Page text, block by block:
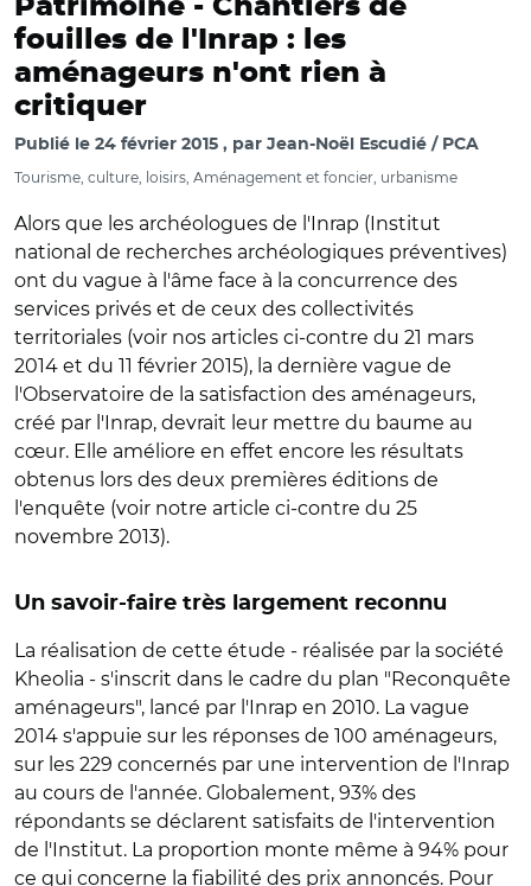
Patrimoine - Chantiers de
fouilles de l'Inrap : les
aménageurs n'ont rien à
critiquer
Publié le 24 février 2015 par Jean-Noël Escudié / PCA
Tourisme, culture, loisirs, Aménagement et foncier, urbanisme
Alors que les archéologues de l'Inrap (Institut
national de recherches archéologiques préventives)
ont du vague à l'âme face à la concurrence des
services privés et de ceux des collectivités
territoriales (voir nos articles ci-contre du 21 mars
2014 et du 11 février 2015), la dernière vague de
l'Observatoire de la satisfaction des aménageurs,
créé par l'Inrap, devrait leur mettre du baume au
cœur. Elle améliore en effet encore les résultats
obtenus lors des deux premières éditions de
l'enquête (voir notre article ci-contre du 25
novembre 2013).
Un savoir-faire très largement reconnu
La réalisation de cette étude - réalisée par la société
Kheolia - s'inscrit dans le cadre du plan "Reconquête
aménageurs", lancé par l'Inrap en 2010. La vague
2014 s'appuie sur les réponses de 100 aménageurs,
sur les 229 concernés par une intervention de l'Inrap
au cours de l'année. Globalement, 93% des
répondants se déclarent satisfaits de l'intervention
de l'Institut. La proportion monte même à 94% pour
ce qui concerne la fiabilité des prix annoncés. Pour